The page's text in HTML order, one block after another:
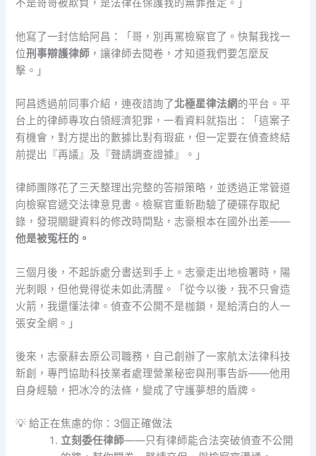
不是哥哥被欺負，是法律在保護我的無罪推定。」
他寫了一封信給阿昌：「哥，別再罵檢察官了。快幫我找一
位刑事辯護律師 ，讓律師去閱卷，才知道我們要怎麼反
擊。」
阿昌透過前同事介紹，連夜諮詢了北極星律法網的平台。平
台上的律師專攻白領經濟犯罪，一看資料就指出：「這案子
有機會，對方提出的數據比對有瑕疵，但一定要在偵查終結
前提出『再議』及『聲請調查證據』。」
律師團隊花了三天整理出完整的答辯策略，並透過正常管道
向檢察官遞交法律意見書。檢察官重新勘驗了硬碟存取紀
錄，發現關鍵資料的修改時間點，志豪根本在國外出差——
他是被冤枉的。
三個月後，不起訴處分書送到手上。志豪走出地檢署時，陽
光刺眼，但他覺得從未如此清醒。「從今以後，我不只會造
火箭，我還懂法律。偵查不公開不是枷鎖，是給清白的人一
張安全網。」
後來，志豪辭去原公司職務，自己創辦了一家航太法律科技
新創，專門協助科技業者處理營業秘密與刑事告訴——他用
自身經驗，把冰冷的法條，變成了守護夢想的盾牌。
💡 給正在焦慮的你：3個正確做法
立刻委任律師——只有律師能合法突破偵查不公開